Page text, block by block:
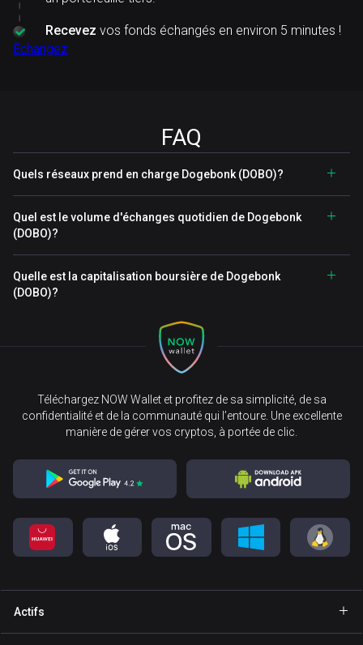
Recevez vos fonds échangés en environ 5 minutes !
Échangez
FAQ
Quels réseaux prend en charge Dogebonk (DOBO)?
Quel est le volume d'échanges quotidien de Dogebonk
(DOBO)?
Quelle est la capitalisation boursière de Dogebonk
(DOBO)?
Téléchargez NOW Wallet et profitez de sa simplicité, de sa
confidentialité et de la communauté qui l’entoure. Une excellente
manière de gérer vos cryptos, à portée de clic.
Actifs